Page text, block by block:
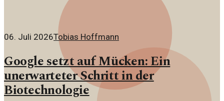
06. Juli 2026Tobias Hoffmann
Google setzt auf Mücken: Ein
unerwarteter Schritt in der
Biotechnologie